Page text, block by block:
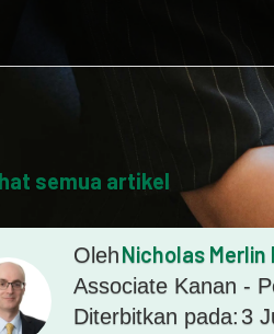
semua artikel
OlehNicholas Merlin
Associate Kanan -
Diterbitkan pada: 3